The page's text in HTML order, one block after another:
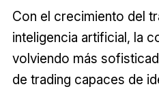
Con el crecimiento del
inteligencia artificial, la
volviendo más
de trading capaces de